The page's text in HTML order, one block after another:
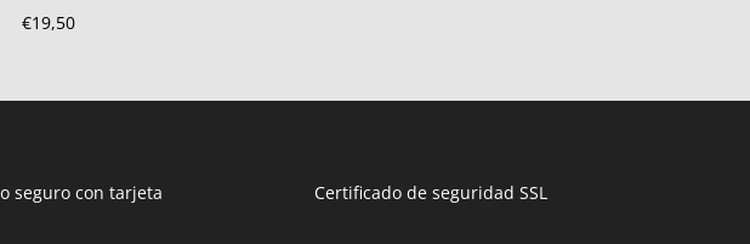
€19,50
seguro con tarjeta Certificado de seguridad SSL